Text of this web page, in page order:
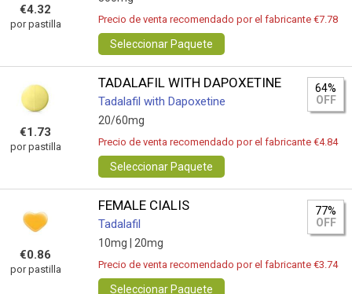
€4.32
por pastilla Precio de venta recomendado por el fabricante €7.78
Seleccionar Paquete
€1.73
por pastilla
TADALAFIL WITH DAPOXETINE
Tadalafil with Dapoxetine
20/60mg
64%
OFF
Precio de venta recomendado por el fabricante €4.84
Seleccionar Paquete
€0.86
por pastilla
FEMALE CIALIS
Tadalafil
10mg | 20mg
77%
OFF
Precio de venta recomendado por el fabricante €3.74
Seleccionar Paquete